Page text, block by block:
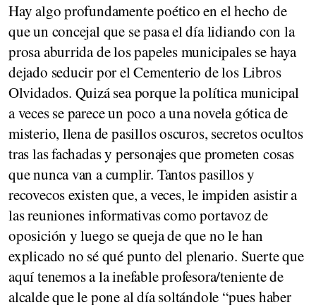
Hay algo profundamente poético en el hecho de
que un concejal que se pasa el día lidiando con la
prosa aburrida de los papeles municipales se haya
dejado seducir por el Cementerio de los Libros
Olvidados. Quizá sea porque la política municipal
a veces se parece un poco a una novela gótica de
misterio, llena de pasillos oscuros, secretos ocultos
tras las fachadas y personajes que prometen cosas
que nunca van a cumplir. Tantos pasillos y
recovecos existen que, a veces, le impiden asistir a
las reuniones informativas como portavoz de
oposición y luego se queja de que no le han
explicado no sé qué punto del plenario. Suerte que
aquí tenemos a la inefable profesora/teniente de
alcalde que le pone al día soltándole “pues haber